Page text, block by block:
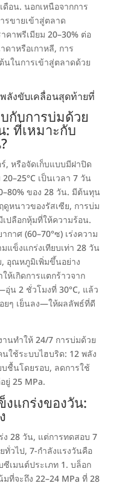
ดือน. นอกเหนือจากการ
รขายเข้าสู่ตลาด
คาพรีเมียม 20–30% ต่อ
ดาหรือเกาหลี, การ
นในการเข้าสู่ตลาดด้วย
พลังขับเคลื่อนสุดท้ายที่
กับการบ่มด้วย
: ที่เหมาะกับ
?
, หรือจัดเก็บแบบมีฝาปิด
เป็นเวลา 7 วัน
ของ 28 วัน. มีต้นทุน
ดูหนาวของรัสเซีย, การบ่ม
ปลือกหุ้มที่ให้ความร้อน.
กาศ(60–70°ซ) เร่งความ
แข็งแกร่งเทียบเท่า 28 วัน
อุณหภูมิเพิ่มขึ้นอย่าง
ห้เกิดการแตกร้าวจาก
น 2 ชั่วโมงที่ 30°C, แล้ว
ยๆ เย็นลง—ให้ผลลัพธ์ที่ดี
นทำให้24/7 การบ่มด้วย
ใช้ระบบไฮบริด: 12พลัง
ชื้นโดยรอบ, ลดการใช้
ยู่ 25 MPa.
แกร่งของวัน:
ง 28 วัน, แต่การทดสอบ 7
ทั่วไป, 7-กำลังแรงวันคือ
เมนต์ประเภท 1. บล็อก
ที่จะถึง 22–24 MPa ที่28